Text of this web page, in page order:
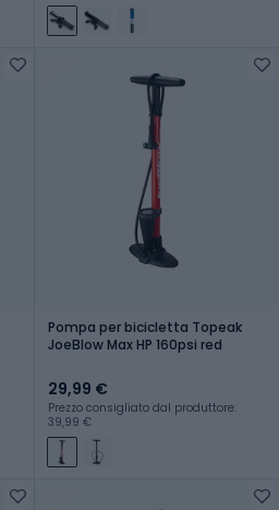
Pompa per bicicletta Topeak
JoeBlow Max HP 160psi red
29,99 €
Prezzo consigliato dal produttore:
39,99 €